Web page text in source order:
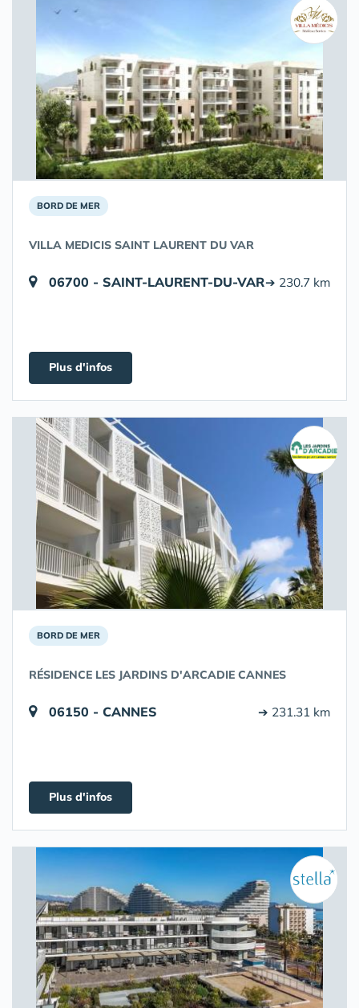
BORD DE MER
VILLA MEDICIS SAINT LAURENT DU VAR
06700 - SAINT-LAURENT-DU-VAR➔ 230.7 km
Plus d'infos
BORD DE MER
RÉSIDENCE LES JARDINS D'ARCADIE CANNES
06150 - CANNES ➔ 231.31 km
Plus d'infos